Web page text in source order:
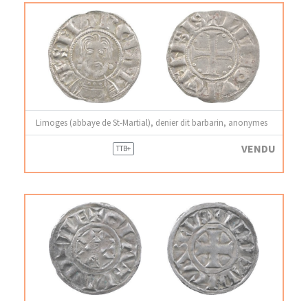
Limoges (abbaye de St-Martial), denier dit barbarin, anonymes
TTB+ VENDU